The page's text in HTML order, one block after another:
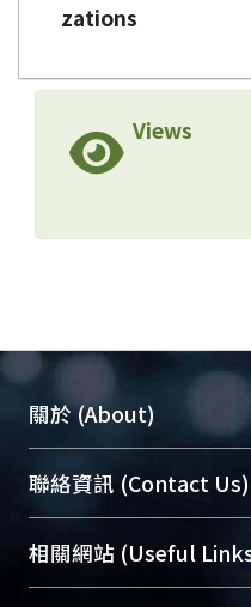
zations
Views
關於 (About)
臺大位居世界頂尖大
展現本校豐碩的研究
機構典藏（NTUR）與
台，成為臺大學術典
聯絡資訊 (Contact Us)
總館學科館員(Main
醫學圖書館學科館員
相關網站 (Useful